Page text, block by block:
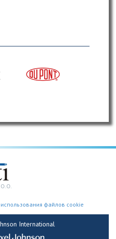
файлов cookie
International